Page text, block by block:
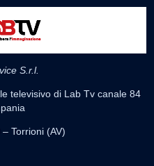
S.r.l.
televisivo di Lab Tv canale 84
Torrioni (AV)